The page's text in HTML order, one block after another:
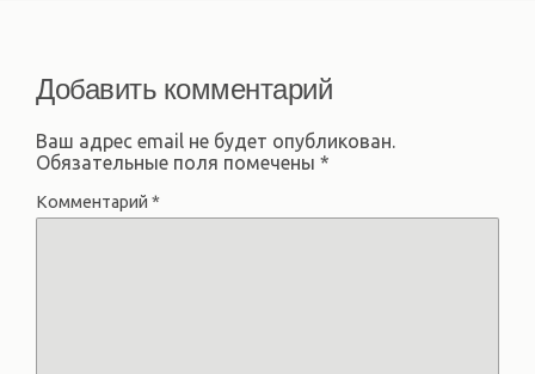
Добавить комментарий
Ваш адрес email не будет опубликован.
Обязательные поля помечены *
Комментарий *